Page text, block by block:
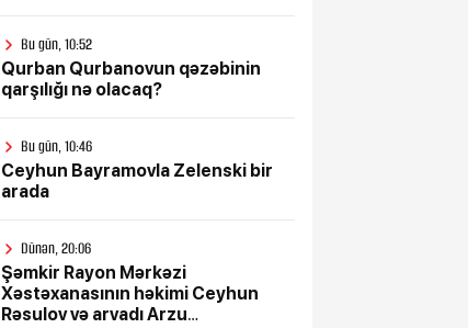
Bu gün, 10:52
Qurban Qurbanovun qəzəbinin
qarşılığı nə olacaq?
Bu gün, 10:46
Ceyhun Bayramovla Zelenski bir
arada
Dünən, 20:06
Şəmkir Rayon Mərkəzi
Xəstəxanasının həkimi Ceyhun
Rəsulov və arvadı Arzu